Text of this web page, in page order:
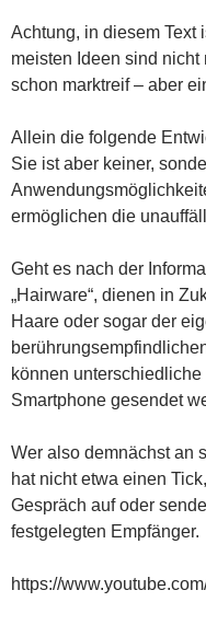
Achtung, in diesem Text
meisten Ideen sind
schon marktreif – aber
Allein die folgende
Sie ist aber keiner,
ermöglichen die
Geht es nach der
„Hairware“, dienen in
Haare oder sogar der
können
Smartphone gesendet
Wer also demnächst an
hat nicht etwa einen
Gespräch auf oder
festgelegten Empfänger.
https://